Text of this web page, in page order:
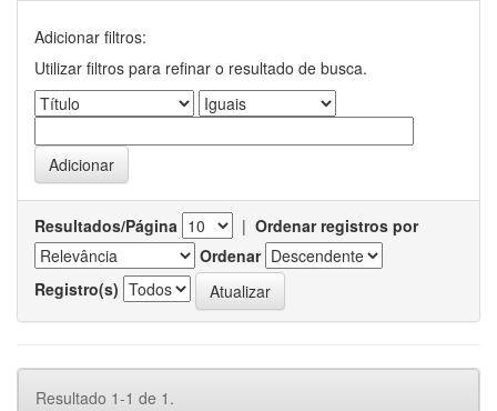
Adicionar filtros:
Utilizar filtros para refinar o resultado de busca.
Resultados/Página | Ordenar registros por
Ordenar
Registro(s)
Resultado 1-1 de 1.